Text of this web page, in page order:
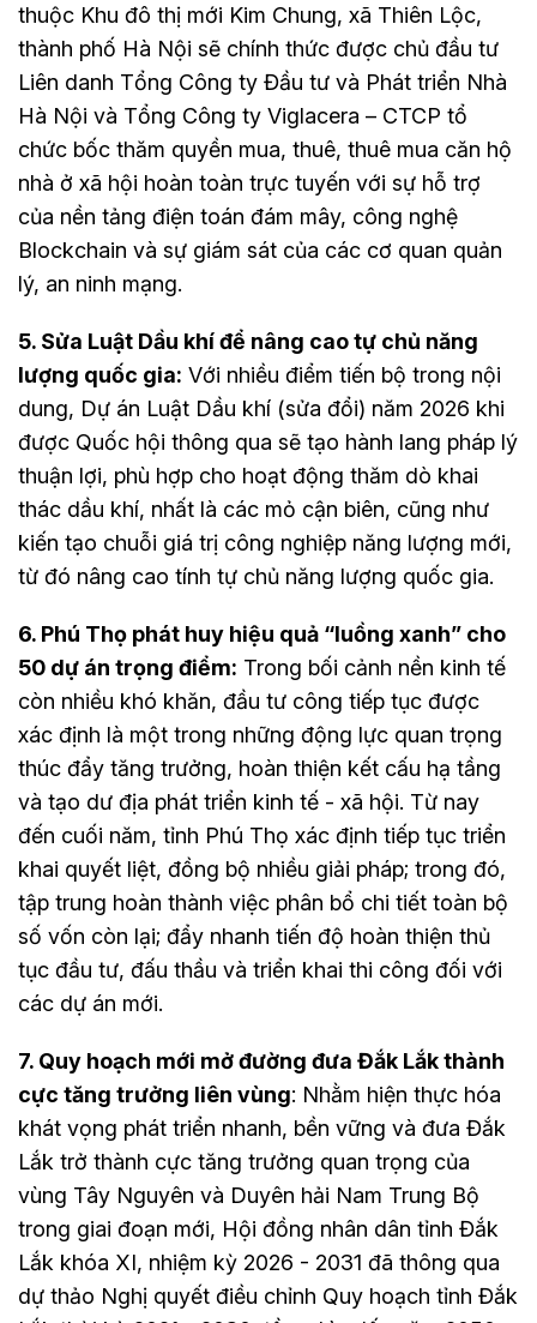
thuộc Khu đô thị mới Kim Chung, xã Thiên Lộc,
thành phố Hà Nội sẽ chính thức được chủ đầu tư
Liên danh Tổng Công ty Đầu tư và Phát triển Nhà
Hà Nội và Tổng Công ty Viglacera – CTCP tổ
chức bốc thăm quyền mua, thuê, thuê mua căn hộ
nhà ở xã hội hoàn toàn trực tuyến với sự hỗ trợ
của nền tảng điện toán đám mây, công nghệ
Blockchain và sự giám sát của các cơ quan quản
lý, an ninh mạng.
5. Sửa Luật Dầu khí để nâng cao tự chủ năng
lượng quốc gia: Với nhiều điểm tiến bộ trong nội
dung, Dự án Luật Dầu khí (sửa đổi) năm 2026 khi
được Quốc hội thông qua sẽ tạo hành lang pháp lý
thuận lợi, phù hợp cho hoạt động thăm dò khai
thác dầu khí, nhất là các mỏ cận biên, cũng như
kiến tạo chuỗi giá trị công nghiệp năng lượng mới,
từ đó nâng cao tính tự chủ năng lượng quốc gia.
6. Phú Thọ phát huy hiệu quả “luồng xanh” cho
50 dự án trọng điểm: Trong bối cảnh nền kinh tế
còn nhiều khó khăn, đầu tư công tiếp tục được
xác định là một trong những động lực quan trọng
thúc đẩy tăng trưởng, hoàn thiện kết cấu hạ tầng
và tạo dư địa phát triển kinh tế - xã hội. Từ nay
đến cuối năm, tỉnh Phú Thọ xác định tiếp tục triển
khai quyết liệt, đồng bộ nhiều giải pháp; trong đó,
tập trung hoàn thành việc phân bổ chi tiết toàn bộ
số vốn còn lại; đẩy nhanh tiến độ hoàn thiện thủ
tục đầu tư, đấu thầu và triển khai thi công đối với
các dự án mới.
7. Quy hoạch mới mở đường đưa Đắk Lắk thành
cực tăng trưởng liên vùng: Nhằm hiện thực hóa
khát vọng phát triển nhanh, bền vững và đưa Đắk
Lắk trở thành cực tăng trưởng quan trọng của
vùng Tây Nguyên và Duyên hải Nam Trung Bộ
trong giai đoạn mới, Hội đồng nhân dân tỉnh Đắk
Lắk khóa XI, nhiệm kỳ 2026 - 2031 đã thông qua
dự thảo Nghị quyết điều chỉnh Quy hoạch tỉnh Đắk